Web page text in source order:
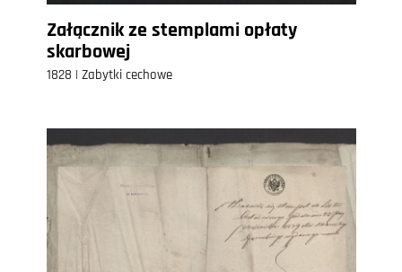
Załącznik ze stemplami opłaty
skarbowej
1828 | Zabytki cechowe